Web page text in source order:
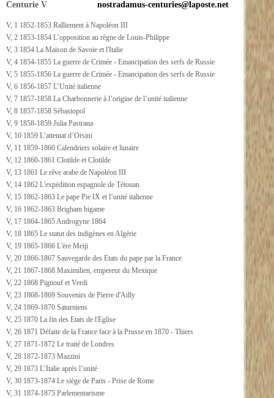
Centurie V
V, 1 1852-1853 Ralliement à Napoléon III
V, 2 1853-1854 L’opposition au règne de Louis-Philippe
V, 3 1854 La Maison de Savoie et l'Italie
V, 4 1854-1855 La guerre de Crimée - Emancipation des serfs de Russie
V, 5 1855-1856 La guerre de Crimée - Emancipation des serfs de Russie
V, 6 1856-1857 L’Unité italienne
V, 7 1857-1858 La Charbonnerie à l’origine de l’unité italienne
V, 8 1857-1858 Sébastopol
V, 9 1858-1859 Julia Pastrana
V, 10 1859 L’attentat d’Orsini
V, 11 1859-1860 Calendriers solaire et lunaire
V, 12 1860-1861 Clotilde et Clotilde
V, 13 1861 Le rêve arabe de Napoléon III
V, 14 1862 L'expédition espagnole de Tétouan
V, 15 1862-1863 Le pape Pie IX et l’unité italienne
V, 16 1862-1863 Brigham bigame
V, 17 1864-1865 Androgyne 1864
V, 18 1865 Le statut des indigènes en Algérie
V, 19 1865-1866 L'ère Meiji
V, 20 1866-1867 Sauvegarde des Etats du pape par la France
V, 21 1867-1868 Maximilien, empereur du Mexique
V, 22 1868 Pignouf et Verdi
V, 23 1868-1869 Souvenirs de Pierre d'Ailly
V, 24 1869-1870 Saturniens
V, 25 1870 La fin des Etats de l'Eglise
V, 26 1871 Défaite de la France face à la Prusse en 1870 - Thiers
V, 27 1871-1872 Le traité de Londres
V, 28 1872-1873 Mazzini
V, 29 1873 L’Italie après l’unité
V, 30 1873-1874 Le siège de Paris - Prise de Rome
V, 31 1874-1875 Parlementarisme
nostradamus-centuries@laposte.net